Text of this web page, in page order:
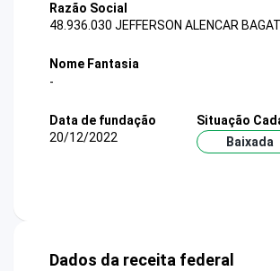
Razão Social
48.936.030 JEFFERSON ALENCAR
Nome Fantasia
-
Data de fundação
20/12/2022
Situação
Baixada
Dados da receita federal